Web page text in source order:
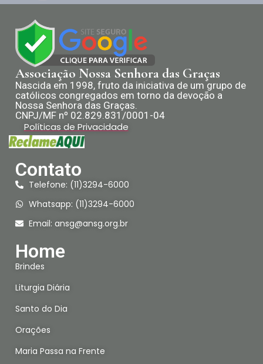
Associação Nossa Senhora das Graças
Nascida em 1998, fruto da iniciativa de um grupo de
católicos congregados em torno da devoção a
Nossa Senhora das Graças.
CNPJ/MF nº 02.829.831/0001-04
Políticas de Privacidade
Contato
Telefone: (11)3294-6000
Whatsapp: (11)3294-6000
Email: ansg@ansg.org.br
Home
Brindes
Liturgia Diária
Santo do Dia
Orações
Maria Passa na Frente